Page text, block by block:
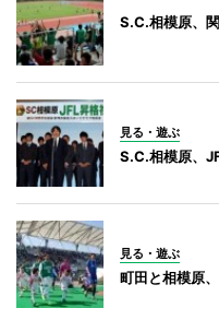
S.C.相模原、
見る・遊ぶ
S.C.相模原、
見る・遊ぶ
町田と相模原